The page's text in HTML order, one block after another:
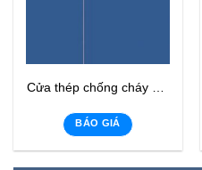
BÁO GIÁ